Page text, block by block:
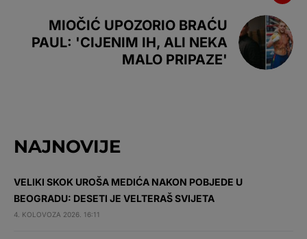
MIOČIĆ UPOZORIO BRAĆU
PAUL: 'CIJENIM IH, ALI NEKA
MALO PRIPAZE'
NAJNOVIJE
VELIKI SKOK UROŠA MEDIĆA NAKON POBJEDE U
BEOGRADU: DESETI JE VELTERAŠ SVIJETA
4. KOLOVOZA 2026. 16:11